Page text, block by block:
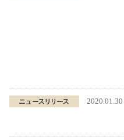
2020.01.30